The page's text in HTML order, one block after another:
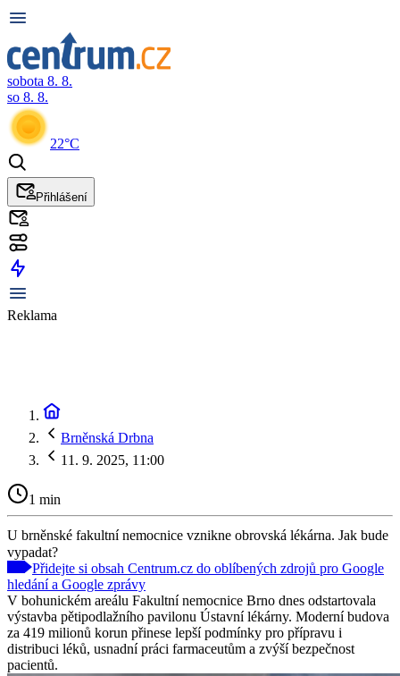
sobota 8. 8.
so 8. 8.
22°C
Přihlášení
Reklama
Brněnská Drbna
11. 9. 2025, 11:00
1 min
U brněnské fakultní nemocnice vznikne obrovská lékárna. Jak bude
vypadat?
Přidejte si obsah Centrum.cz do oblíbených zdrojů pro Google
hledání a Google zprávy
V bohunickém areálu Fakultní nemocnice Brno dnes odstartovala
výstavba pětipodlažního pavilonu Ústavní lékárny. Moderní budova
za 419 milionů korun přinese lepší podmínky pro přípravu i
distribuci léků, usnadní práci farmaceutům a zvýší bezpečnost
pacientů.